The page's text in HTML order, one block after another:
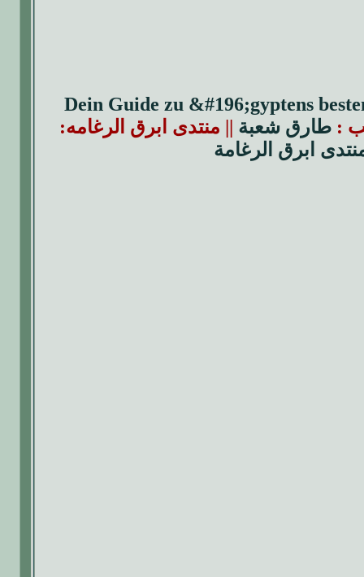
Dein Guide zu &#196;gyptens
: طارق شعبة || منتدى ابرق الرغامه:
ابرق الرغامة